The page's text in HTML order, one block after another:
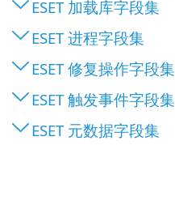
ESET 加载库字段集
ESET 进程字段集
ESET 修复操作字段集
ESET 触发事件字段集
ESET 元数据字段集